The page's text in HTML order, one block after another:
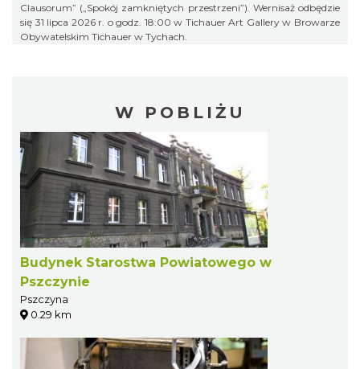
Clausorum” („Spokój zamkniętych przestrzeni”). Wernisaż odbędzie
się 31 lipca 2026 r. o godz. 18:00 w Tichauer Art Gallery w Browarze
Obywatelskim Tichauer w Tychach.
W POBLIŻU
Budynek Starostwa Powiatowego w
Pszczynie
Pszczyna
0.29 km